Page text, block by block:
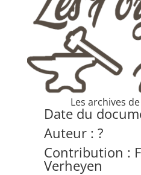
Les archives
Date du
Auteur : ?
Contribution :
Verheyen